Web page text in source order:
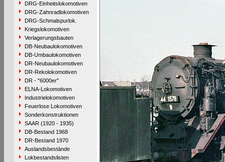
DRG-Einheitslokomotiven
DRG-Zahnradlokomotiven
DRG-Schmalspurlok.
Kriegslokomotiven
Verlagerungsbauten
DB-Neubaulokomotiven
DB-Umbaulokomotiven
DR-Neubaulokomotiven
DR-Rekolokomotiven
DR - "6000er"
ELNA-Lokomotiven
Industrielokomotiven
Feuerlose Lokomotiven
Sonderkonstruktionen
SAAR (1920 - 1935)
DB-Bestand 1968
DR-Bestand 1970
Auslandsbestände
Lokbestandslisten